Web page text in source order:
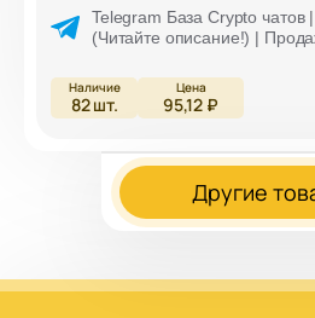
Telegram База Crypto чатов
(Читайте описание!) |
82шт. 95,12 ₽
Другие